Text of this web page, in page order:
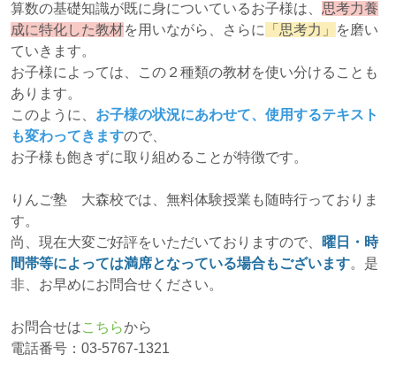
算数の基礎知識が既に身についているお子様は、 思考力養
成に特化した教材を用いながら、さらに 「思考力」
を磨い
ていきます。
お子様によっては、この２種類の教材を使い分けることも
あります。
このように、 お子様の状況にあわせて、使用するテキスト
も変わってきますので、
お子様も飽きずに取り組めることが特徴です。
りんご塾 大森校では、無料体験授業も随時行っておりま
す。
尚、現在大変ご好評をいただいておりますので、
曜日・時
間帯等によっては満席となっている場合もございます。是
非、お早めにお問合せください。
お問合せはこちらから
電話番号：03-5767-1321